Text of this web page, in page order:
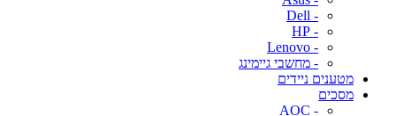
- Dell
- HP
- Lenovo
- מחשבי גיימינג
מטענים ניידים
מסכים
- AOC